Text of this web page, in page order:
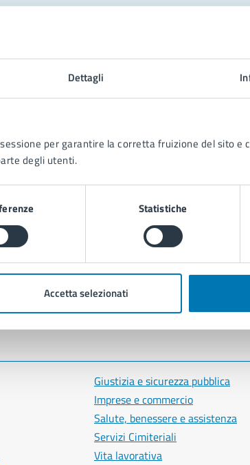
Dettagli
per garantire la corretta fruizione del sito e
degli utenti.
Statistiche
Accetta selezionati
Giustizia e sicurezza pubblica
Imprese e commercio
Salute, benessere e assistenza
Servizi Cimiteriali
Vita lavorativa